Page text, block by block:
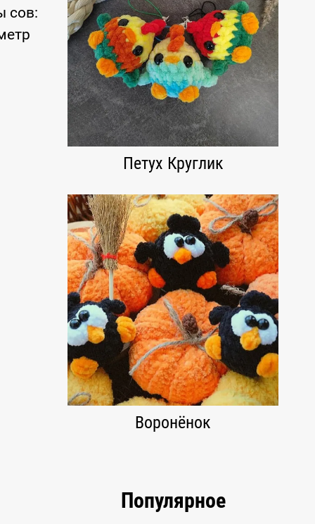
сов:
Петух Круглик
Воронёнок
Популярное